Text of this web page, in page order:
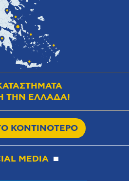
ΤΗΝ ΕΛΛΑΔΑ!
ΚΟΝΤΙΝΟΤΕΡΟ
MEDIA